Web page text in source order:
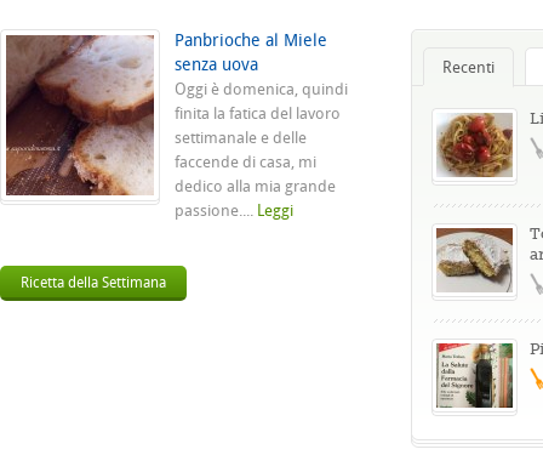
Panbrioche al Miele
senza uova
Oggi è domenica, quindi
finita la fatica del lavoro
settimanale e delle
faccende di casa, mi
dedico alla mia grande
passione.... Leggi
Ricetta della Settimana
Recenti